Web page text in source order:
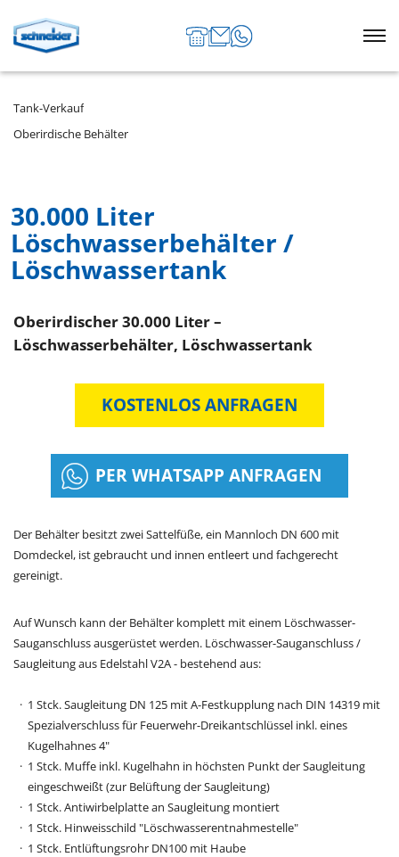
Tank-Verkauf
Oberirdische Behälter
30.000 Liter
Löschwasserbehälter /
Löschwassertank
Oberirdischer 30.000 Liter –
Löschwasserbehälter, Löschwassertank
KOSTENLOS ANFRAGEN
PER WHATSAPP ANFRAGEN
Der Behälter besitzt zwei Sattelfüße, ein Mannloch DN 600 mit
Domdeckel, ist gebraucht und innen entleert und fachgerecht
gereinigt.
​Auf Wunsch kann der Behälter komplett mit einem Löschwasser-
Sauganschluss ausgerüstet werden. Löschwasser-Sauganschluss /
Saugleitung aus Edelstahl V2A - bestehend aus:
1 Stck. Saugleitung DN 125 mit A-Festkupplung nach DIN 14319 mit
Spezialverschluss für Feuerwehr-Dreikantschlüssel inkl. eines
Kugelhahnes 4"
1 Stck. Muffe inkl. Kugelhahn in höchsten Punkt der Saugleitung
eingeschweißt (zur Belüftung der Saugleitung)
1 Stck. Antiwirbelplatte an Saugleitung montiert
1 Stck. Hinweisschild "Löschwasserentnahmestelle"
1 Stck. Entlüftungsrohr DN100 mit Haube